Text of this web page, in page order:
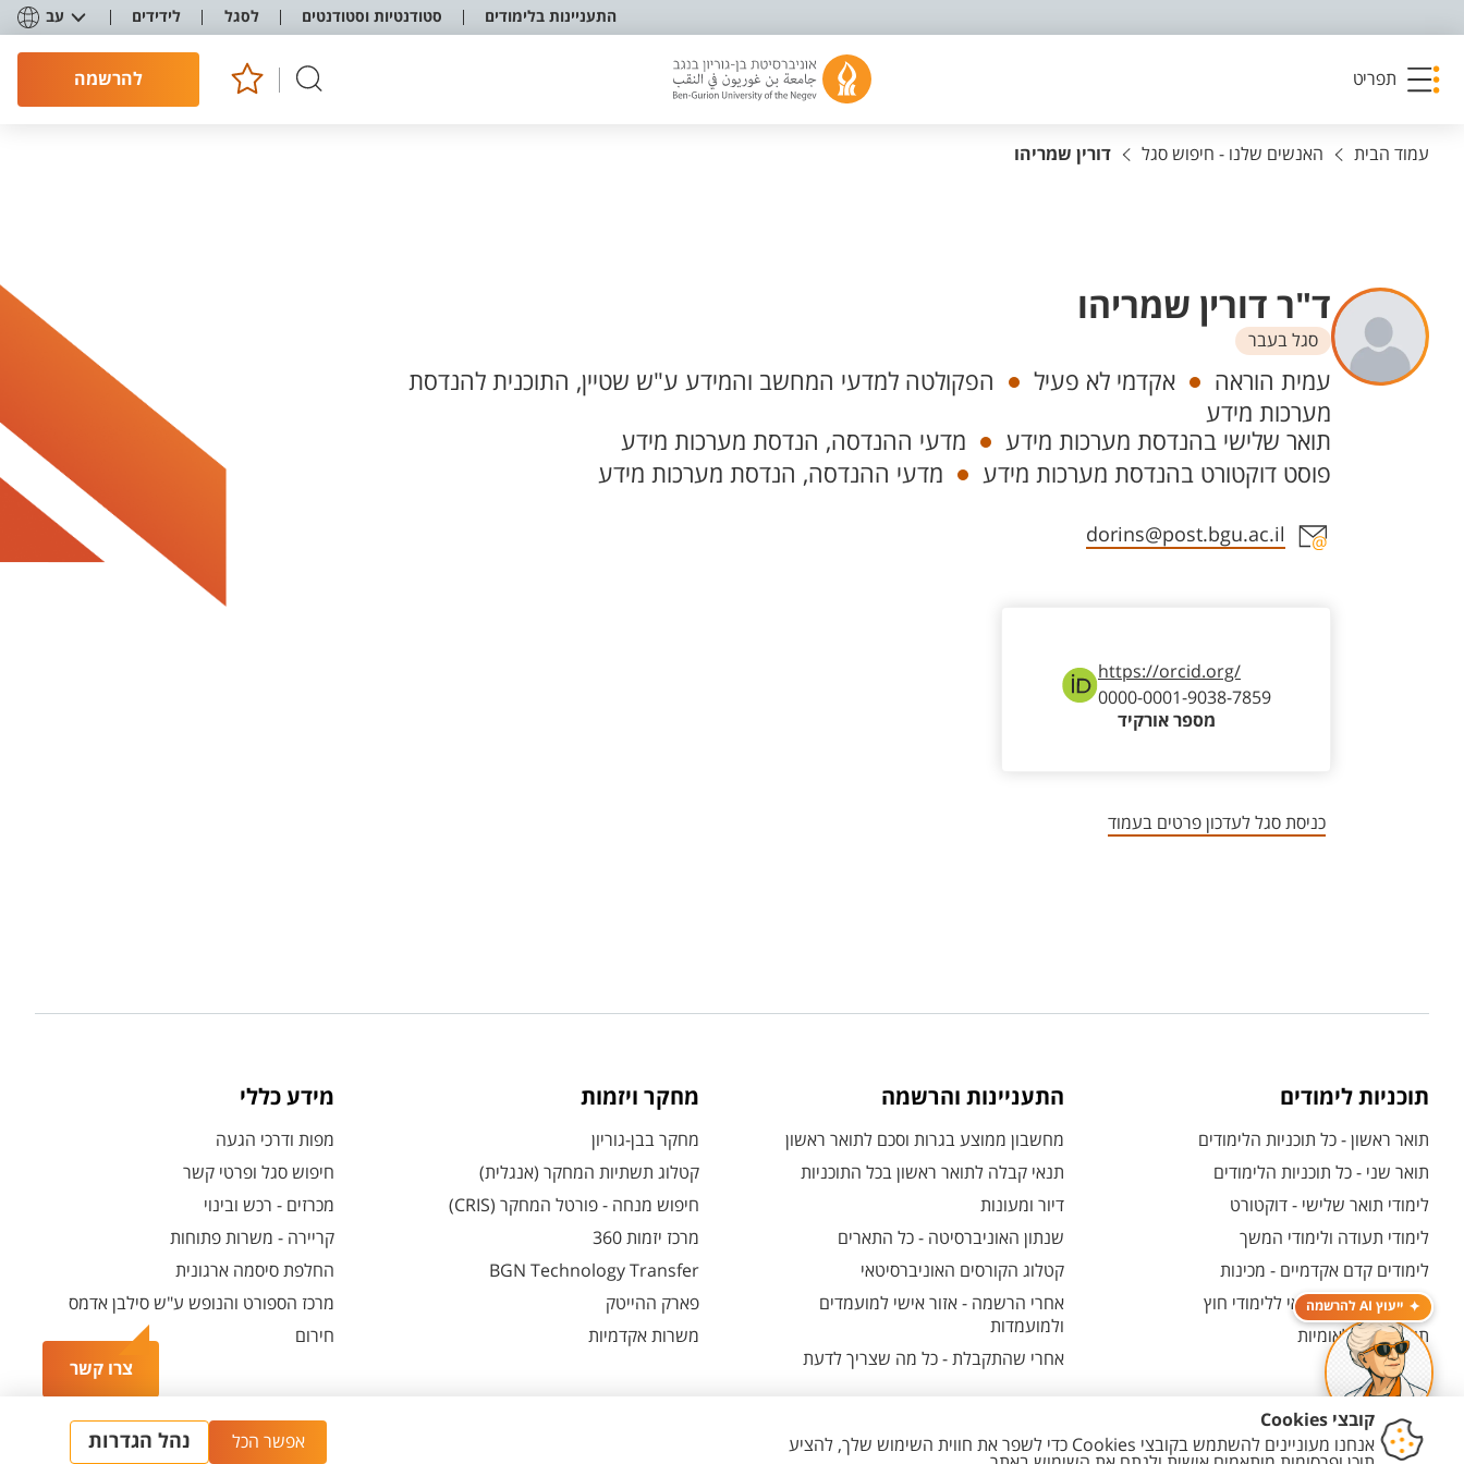
התעניינות בלימודים סטודנטיות וסטודנטים לסגל לידידים עב
תפריט להרשמה
צרו קשר
ייעוץ AI להרשמה
עמוד הבית האנשים שלנו - חיפוש סגל דורין שמריהו
ד"ר דורין שמריהו
סגל בעבר
יחידות
עמית הוראה אקדמי לא פעיל
הפקולטה למדעי המחשב והמידע ע"ש שטיין, התוכנית להנדסת
מערכות מידע
תואר שלישי בהנדסת מערכות מידע
מדעי ההנדסה, הנדסת מערכות מידע
פוסט דוקטורט בהנדסת מערכות מידע
מדעי ההנדסה, הנדסת מערכות מידע
אזור צור קשר עם איש הסגל
dorins@post.bgu.ac.il
https://orcid.org/
0000-0001-9038-7859
מספר אורקיד
כניסת סגל לעדכון פרטים בעמוד
תוכניות לימודים
תואר ראשון - כל תוכניות הלימודים
תואר שני - כל תוכניות הלימודים
לימודי תואר שלישי - דוקטורט
לימודי תעודה ולימודי המשך
לימודים קדם אקדמיים - מכינות
המרכז האוניברסיטאי ללימודי חוץ
תוכניות בין-לאומיות
התעניינות והרשמה
מחשבון ממוצע בגרות וסכם לתואר ראשון
תנאי קבלה לתואר ראשון בכל התוכניות
דיור ומעונות
שנתון האוניברסיטה - כל התארים
קטלוג הקורסים האוניברסיטאי
אחרי הרשמה - אזור אישי למועמדים
ולמועמדות
אחרי שהתקבלת - כל מה שצריך לדעת
מחקר ויזמות
מחקר בבן-גוריון
קטלוג תשתיות המחקר (אנגלית)
חיפוש מנחה - פורטל המחקר (CRIS)
מרכז יזמות 360
BGN Technology Transfer
פארק ההייטק
משרות אקדמיות
מידע כללי
מפות ודרכי הגעה
חיפוש סגל ופרטי קשר
מכרזים - רכש ובינוי
קריירה - משרות פתוחות
החלפת סיסמה ארגונית
מרכז הספורט והנופש ע"ש סילבן אדמס
חירום